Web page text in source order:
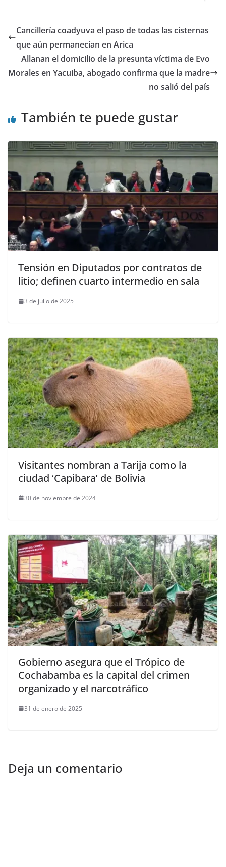
Cancillería coadyuva el paso de todas las cisternas
que aún permanecían en Arica
Allanan el domicilio de la presunta víctima de Evo
Morales en Yacuiba, abogado confirma que la madre
no salió del país
También te puede gustar
Tensión en Diputados por contratos de
litio; definen cuarto intermedio en sala
3 de julio de 2025
Visitantes nombran a Tarija como la
ciudad ‘Capibara’ de Bolivia
30 de noviembre de 2024
Gobierno asegura que el Trópico de
Cochabamba es la capital del crimen
organizado y el narcotráfico
31 de enero de 2025
Deja un comentario